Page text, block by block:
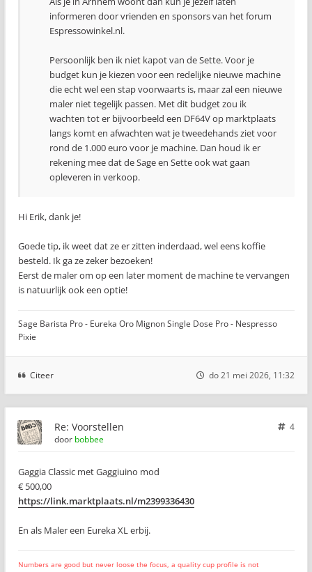
informeren door vrienden en sponsors van het forum
Espressowinkel.nl.
Persoonlijk ben ik niet kapot van de Sette. Voor je
budget kun je kiezen voor een redelijke nieuwe machine
die echt wel een stap voorwaarts is, maar zal een nieuwe
maler niet tegelijk passen. Met dit budget zou ik
wachten tot er bijvoorbeeld een DF64V op marktplaats
langs komt en afwachten wat je tweedehands ziet voor
rond de 1.000 euro voor je machine. Dan houd ik er
rekening mee dat de Sage en Sette ook wat gaan
opleveren in verkoop.
Hi Erik, dank je!
Goede tip, ik weet dat ze er zitten inderdaad, wel eens koffie
besteld. Ik ga ze zeker bezoeken!
Eerst de maler om op een later moment de machine te vervangen
is natuurlijk ook een optie!
Sage Barista Pro - Eureka Oro Mignon Single Dose Pro - Nespresso
Pixie
Citeer do 21 mei 2026, 11:32
Re: Voorstellen
4
door bobbee
Gaggia Classic met Gaggiuino mod
€ 500,00
https://link.marktplaats.nl/m2399336430
En als Maler een Eureka XL erbij.
Numbers are good but never loose the focus, a quality cup profile is not